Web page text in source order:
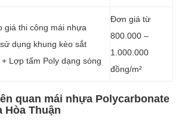
giá thi công mái nhựa
dụng khung kèo sắt
Lợp tấm Poly dạng sóng
Đơn giá từ
800.000 –
1.000.000
đồng/m²
quan mái nhựa Polycarbonate
Hòa Thuận